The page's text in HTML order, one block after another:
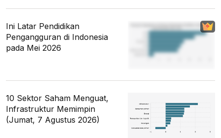
Ini Latar Pendidikan
Pengangguran di Indonesia
pada Mei 2026
10 Sektor Saham Menguat,
Infrastruktur Memimpin
(Jumat, 7 Agustus 2026)